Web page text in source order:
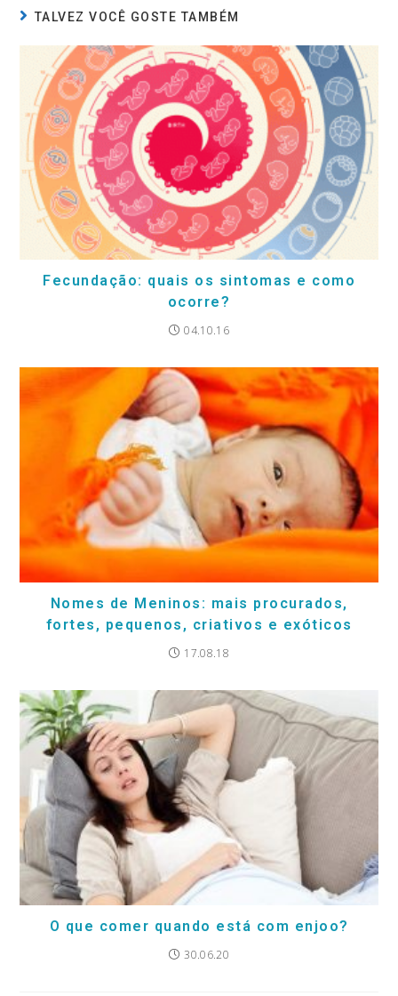
TALVEZ VOCÊ GOSTE TAMBÉM
Fecundação: quais os sintomas e como
ocorre?
04.10.16
Nomes de Meninos: mais procurados,
fortes, pequenos, criativos e exóticos
17.08.18
O que comer quando está com enjoo?
30.06.20